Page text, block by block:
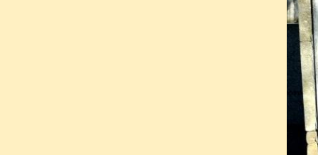
Séjournant entre
mourut dans la pauvreté.
une anglaise qu’il épousa un